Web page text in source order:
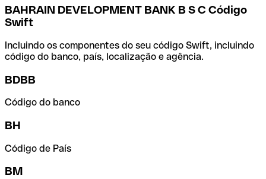
BAHRAIN DEVELOPMENT BANK B S C Código
Swift
Incluindo os componentes do seu código Swift, incluindo
código do banco, país, localização e agência.
BDBB
Código do banco
BH
Código de País
BM